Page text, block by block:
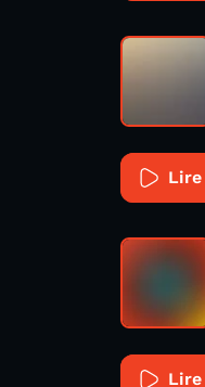
Lire
Lire